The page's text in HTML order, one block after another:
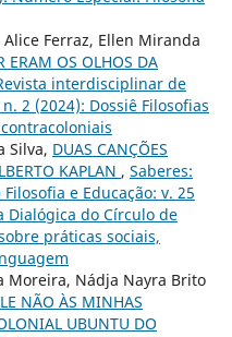
Ferraz, Ellen Miranda
ERAM OS OLHOS DA
interdisciplinar de
2 (2024): Dossiê Filosofias
Silva, DUAS CANÇÕES
KAPLAN , Saberes:
e Educação: v. 25
Dialógica do Círculo de
práticas sociais,
Moreira, Nádja Nayra Brito
NÃO ÀS MINHAS
UBUNTU DO